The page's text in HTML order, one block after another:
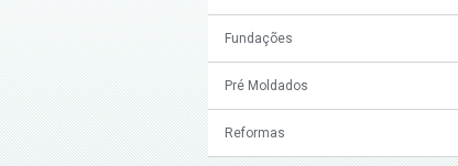
Fundações
Pré Moldados
Reformas